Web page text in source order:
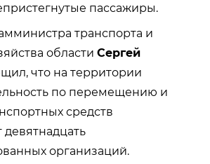
пассажиры.
транспорта и
области Сергей
что на территории
по перемещению и
средств
организаций.